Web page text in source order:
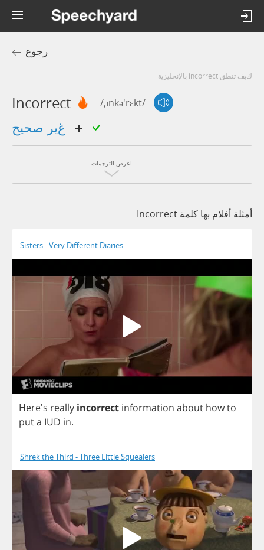
رجوع
كيف تنطق incorrect بالإنجليزية
Incorrect /,ɪnkə'rɛkt/
اعرض الترجمات
أمثلة أفلام بها كلمة Incorrect
Sisters - Very Different Diaries
Here's really incorrect information about howto
puta IUD in.
Shrek the Third - Three Little Squealers